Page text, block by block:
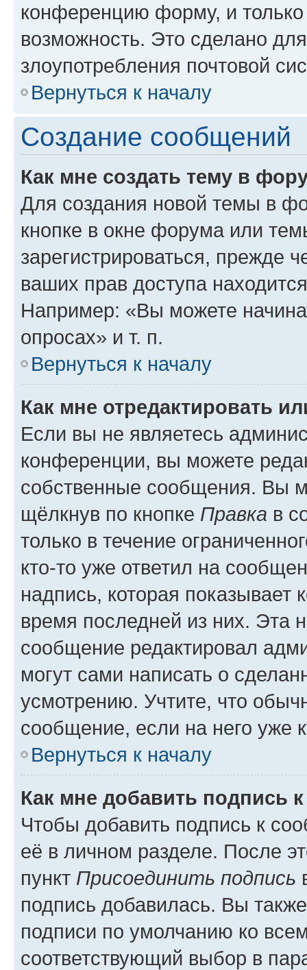
конференцию форму, и
возможность. Это сделано
злоупотребления почтовой
Вернуться к началу
Создание сообщений
Как мне создать тему в
Для создания новой темы в
кнопке в окне форума или
зарегистрироваться, прежде
ваших прав доступа
Например: «Вы можете
опросах» и т. п.
Вернуться к началу
Как мне отредактировать
Если вы не являетесь
конференции, вы можете
собственные сообщения. Вы
щёлкнув по кнопке Правка в
только в течение
кто-то уже ответил на
надпись, которая показывает
время последней из них. Эта
сообщение редактировал
могут сами написать о
усмотрению. Учтите, что
сообщение, если на него уже
Вернуться к началу
Как мне добавить подпись
Чтобы добавить подпись к
её в личном разделе. После
пункт Присоединить подпись
подпись добавилась. Вы
подписи по умолчанию ко
соответствующий выбор в